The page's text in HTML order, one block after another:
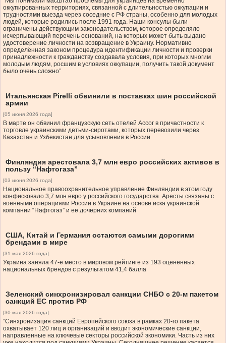
оккупированных территориях, связанной с длительностью оккупации и
трудностями выезда через соседние с РФ страны, особенно для молодых
людей, которые родились после 1991 года. Наши консулы были
ограничены действующим законодательством, которое определяло
исчерпывающий перечень оснований, на которых может быть выдано
удостоверение личности на возвращение в Украину. Нормативно
определённая законом процедура идентификации личности и проверки
принадлежности к гражданству создавала условия, при которых многим
молодым людям, росшим в условиях оккупации, получить такой документ
было очень сложно”
Итальянская Pirelli обвинили в поставках шин российской
армии
[05 июня 2026 года]
В марте он обвинил французскую сеть отелей Accor в причастности к
торговле украинскими детьми-сиротами, которых перевозили через
Казахстан и Узбекистан для усыновления в России
Финляндия арестовала 3,7 млн евро российских активов в
пользу “Нафтогаза”
[03 июня 2026 года]
Национальное правоохранительное управление Финляндии в этом году
конфисковало 3,7 млн ​​евро у российского государства. Аресты связаны с
военными операциями России в Украине на основе иска украинской
компании “Нафтогаз” и ее дочерних компаний
США, Китай и Германия остаются самыми дорогими
брендами в мире
[31 мая 2026 года]
Украина заняла 47-е место в мировом рейтинге из 193 оцененных
национальных брендов с результатом 41,4 балла
Зеленский синхронизировал санкции СНБО с 20-м пакетом
санкций ЕС против РФ
[30 мая 2026 года]
“Синхронизация санкций Европейского союза в рамках 20-го пакета
охватывает 120 лиц и организаций и вводит экономические санкции,
направленные на ключевые секторы российской экономики. Часть из них